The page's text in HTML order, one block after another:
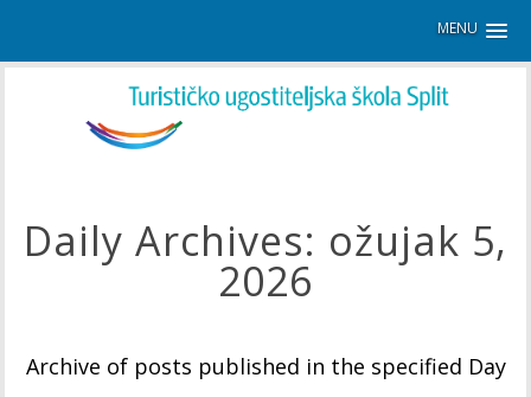
MENU
Daily Archives: ožujak 5,
2026
Archive of posts published in the specified Day